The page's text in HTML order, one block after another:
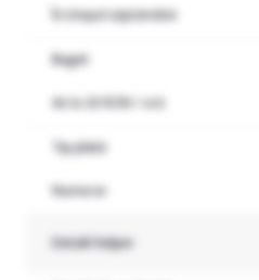
În timpul săptămânii
Buget
de la 20 RON / oră
Tip plată
Numerar
Detalii helper